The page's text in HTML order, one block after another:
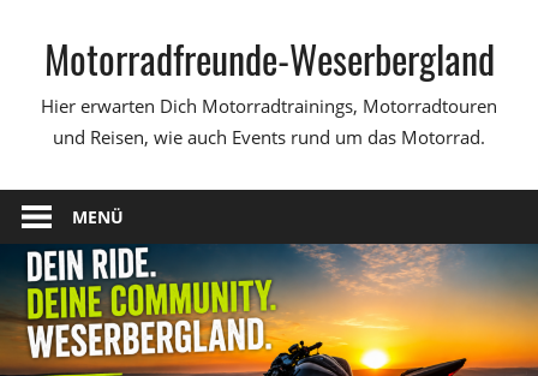
springenMotorradfreunde-Weserbergland
Hier erwarten Dich Motorradtrainings, Motorradtouren
und Reisen, wie auch Events rund um das Motorrad.
MENÜ